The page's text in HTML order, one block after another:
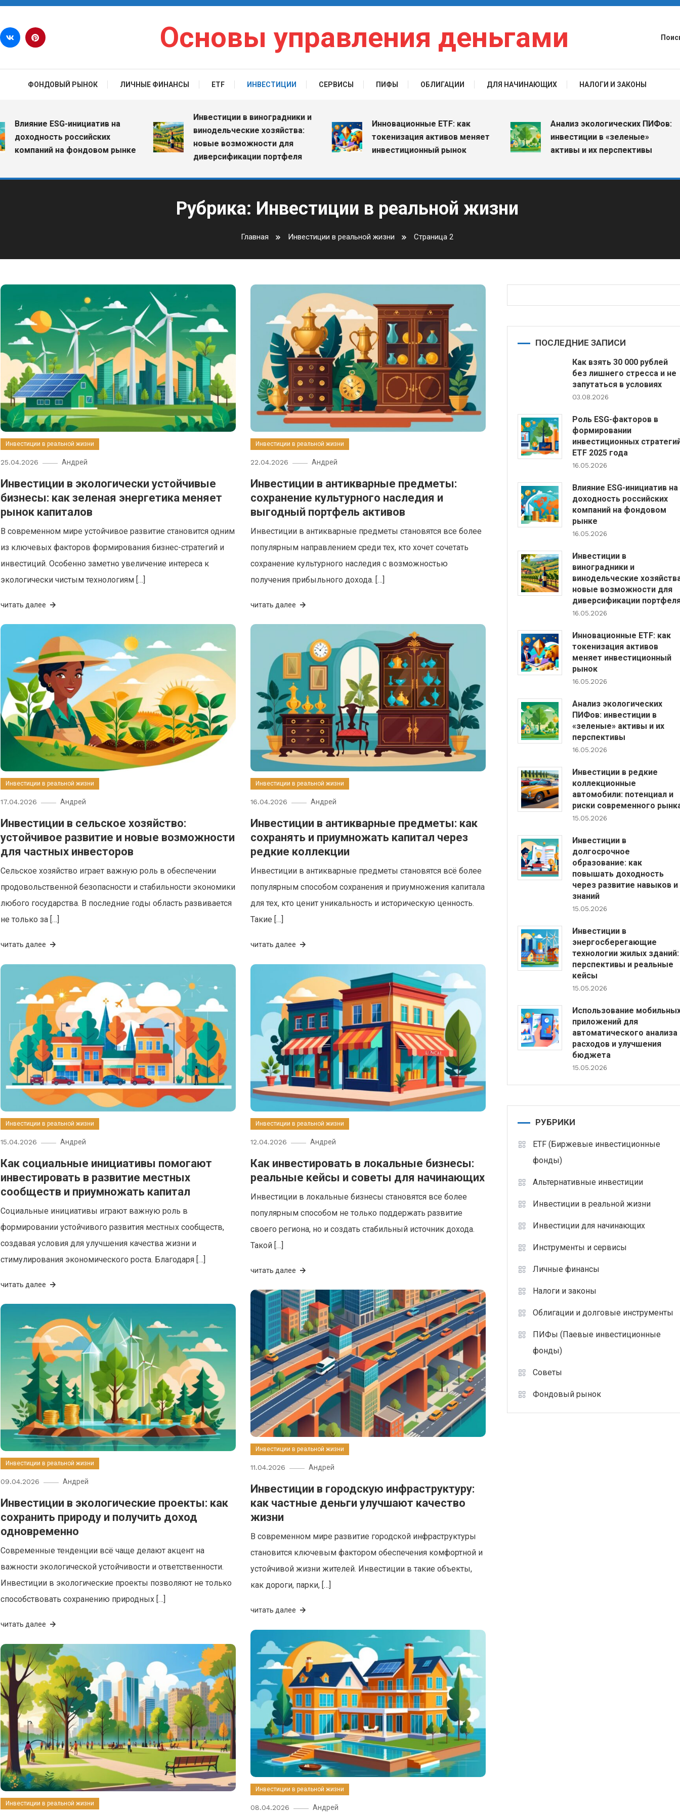
Перейти к содержимому
Основы управления деньгами
ФОНДОВЫЙ РЫНОК ЛИЧНЫЕ ФИНАНСЫ ETF ИНВЕСТИЦИИ СЕРВИСЫ ПИФЫ ОБЛИГАЦИИ ДЛЯ НАЧИНАЮЩИХ НАЛОГИ И ЗАКОНЫ
ESG-инициатив на
российских
на фондовом рынке
Инвестиции в виноградники и
винодельческие хозяйства:
новые возможности для
диверсификации портфеля
Инновационные ETF: как
токенизация активов меняет
инвестиционный рынок
Анализ экологических ПИФов:
инвестиции в «зеленые»
активы и их перспективы
Рубрика: Инвестиции в реальной жизни
Главная Инвестиции в реальной жизни Страница 2
Инвестиции в реальной жизни
25.04.2026 Андрей
Инвестиции в экологически устойчивые
бизнесы: как зеленая энергетика меняет
рынок капиталов
В современном мире устойчивое развитие становится одним
из ключевых факторов формирования бизнес-стратегий и
инвестиций. Особенно заметно увеличение интереса к
экологически чистым технологиям […]
читать далее
Инвестиции в реальной жизни
22.04.2026 Андрей
Инвестиции в антикварные предметы:
сохранение культурного наследия и
выгодный портфель активов
Инвестиции в антикварные предметы становятся все более
популярным направлением среди тех, кто хочет сочетать
сохранение культурного наследия с возможностью
получения прибыльного дохода. […]
читать далее
Инвестиции в реальной жизни
17.04.2026 Андрей
Инвестиции в сельское хозяйство:
устойчивое развитие и новые возможности
для частных инвесторов
Сельское хозяйство играет важную роль в обеспечении
продовольственной безопасности и стабильности экономики
любого государства. В последние годы область развивается
не только за […]
читать далее
Инвестиции в реальной жизни
16.04.2026 Андрей
Инвестиции в антикварные предметы: как
сохранять и приумножать капитал через
редкие коллекции
Инвестиции в антикварные предметы становятся всё более
популярным способом сохранения и приумножения капитала
для тех, кто ценит уникальность и историческую ценность.
Такие […]
читать далее
Инвестиции в реальной жизни
15.04.2026 Андрей
Как социальные инициативы помогают
инвестировать в развитие местных
сообществ и приумножать капитал
Социальные инициативы играют важную роль в
формировании устойчивого развития местных сообществ,
создавая условия для улучшения качества жизни и
стимулирования экономического роста. Благодаря […]
читать далее
Инвестиции в реальной жизни
12.04.2026 Андрей
Как инвестировать в локальные бизнесы:
реальные кейсы и советы для начинающих
Инвестиции в локальные бизнесы становятся все более
популярным способом не только поддержать развитие
своего региона, но и создать стабильный источник дохода.
Такой […]
читать далее
Инвестиции в реальной жизни
11.04.2026 Андрей
Инвестиции в городскую инфраструктуру:
как частные деньги улучшают качество
жизни
В современном мире развитие городской инфраструктуры
становится ключевым фактором обеспечения комфортной и
устойчивой жизни жителей. Инвестиции в такие объекты,
как дороги, парки, […]
читать далее
Инвестиции в реальной жизни
09.04.2026 Андрей
Инвестиции в экологические проекты: как
сохранить природу и получить доход
одновременно
Современные тенденции всё чаще делают акцент на
важности экологической устойчивости и ответственности.
Инвестиции в экологические проекты позволяют не только
способствовать сохранению природных […]
читать далее
Инвестиции в реальной жизни
08.04.2026 Андрей
Инвестиции в реальной жизни
ПОСЛЕДНИЕ ЗАПИСИ
Как взять 30 000 рублей
без лишнего стресса и не
запутаться в условиях
03.08.2026
Роль ESG-факторов в
формировании
инвестиционных
ETF 2025 года
16.05.2026
Влияние ESG-инициатив на
доходность российских
компаний на фондовом
рынке
16.05.2026
Инвестиции в
виноградники и
винодельческие
новые возможности для
диверсификации
16.05.2026
Инновационные ETF: как
токенизация активов
меняет инвестиционный
рынок
16.05.2026
Анализ экологических
ПИФов: инвестиции в
«зеленые» активы и их
перспективы
16.05.2026
Инвестиции в редкие
коллекционные
автомобили: потенциал и
риски современного
15.05.2026
Инвестиции в
долгосрочное
образование: как
повышать доходность
через развитие навыков и
знаний
15.05.2026
Инвестиции в
энергосберегающие
технологии жилых зданий:
перспективы и реальные
кейсы
15.05.2026
Использование
приложений для
автоматического анализа
расходов и улучшения
бюджета
15.05.2026
РУБРИКИ
ETF (Биржевые инвестиционные
фонды)
Альтернативные инвестиции
Инвестиции в реальной жизни
Инвестиции для начинающих
Инструменты и сервисы
Личные финансы
Налоги и законы
Облигации и долговые инструменты
ПИФы (Паевые инвестиционные
фонды)
Советы
Фондовый рынок